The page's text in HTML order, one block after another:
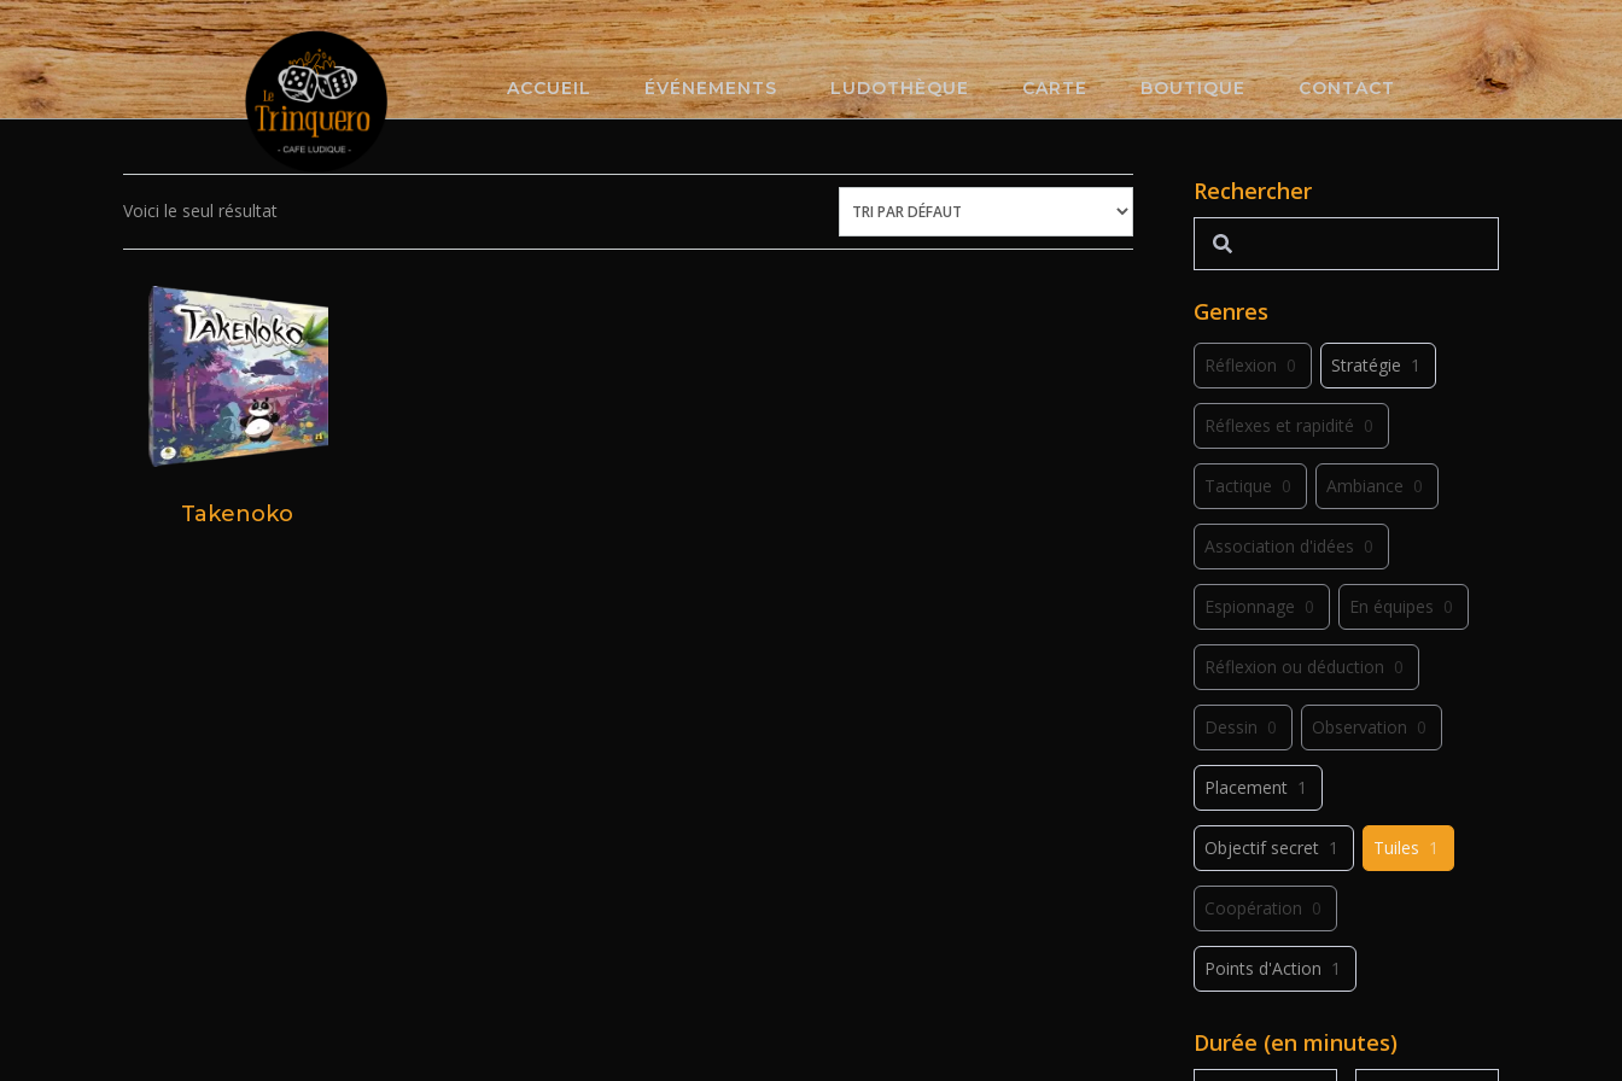
Skip
to
content
ACCUEIL ÉVÉNEMENTS LUDOTHÈQUE CARTE BOUTIQUE CONTACT
Voici le seul résultat
Takenoko
Rechercher
Rechercher
Genres
Réflexion 0 Stratégie 1
Réflexes et rapidité 0
Tactique 0 Ambiance 0
Association d'idées 0
Espionnage 0 En équipes 0
Réflexion ou déduction 0
Dessin 0 Observation 0
Placement 1
Objectif secret 1 Tuiles 1
Coopération 0
Points d'Action 1
Déplacement 2
Durée (en minutes)